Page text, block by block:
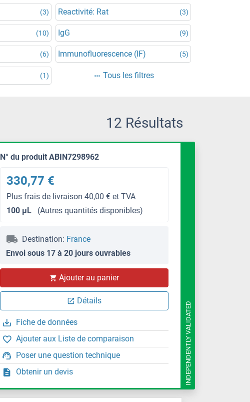
(3) Reactivité: Rat (3)
(10) IgG (9)
(6) Immunofluorescence (IF) (5)
(1) Tous les filtres
12 Résultats
N° du produit ABIN7298962
330,77 €
Plus frais de livraison 40,00 € et TVA
100 μL
(Autres quantités disponibles)
Destination: France
Envoi sous 17 à 20 jours ouvrables
Ajouter au panier
Détails
Fiche de données
Ajouter aux Liste de comparaison
Poser une question technique
Obtenir un devis
INDEPENDENTLY VALIDATED